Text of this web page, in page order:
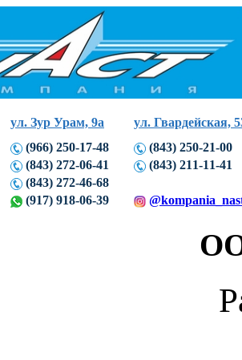
ул. Зур Урам, 9а
ул. Гвардейская,
(966) 250-17-48
(843) 250-21-00
(843) 272-06-41
(843) 211-11-41
(843) 272-46-68
(917) 918-06-39